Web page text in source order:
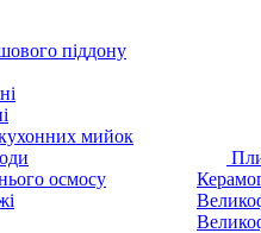
піддону
мийок
осмосу